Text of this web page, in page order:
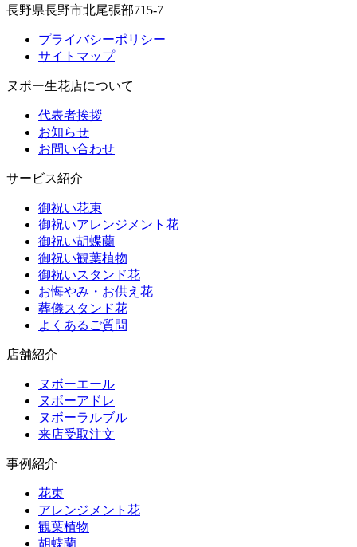
長野県長野市北尾張部715-7
プライバシーポリシー
サイトマップ
ヌボー生花店について
代表者挨拶
お知らせ
お問い合わせ
サービス紹介
御祝い花束
御祝いアレンジメント花
御祝い胡蝶蘭
御祝い観葉植物
御祝いスタンド花
お悔やみ・お供え花
葬儀スタンド花
よくあるご質問
店舗紹介
ヌボーエール
ヌボーアドレ
ヌボーラルブル
来店受取注文
事例紹介
花束
アレンジメント花
観葉植物
胡蝶蘭